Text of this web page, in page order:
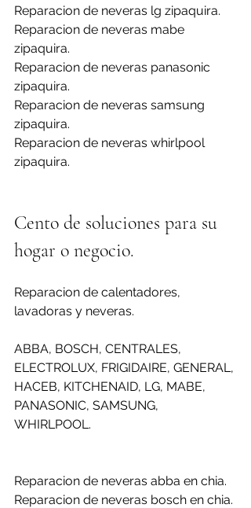
Reparacion de neveras lg zipaquira.
Reparacion de neveras mabe
zipaquira.
Reparacion de neveras panasonic
zipaquira.
Reparacion de neveras samsung
zipaquira.
Reparacion de neveras whirlpool
zipaquira.
Cento de soluciones para su
hogar o negocio.
Reparacion de calentadores,
lavadoras y neveras.
ABBA, BOSCH, CENTRALES,
ELECTROLUX, FRIGIDAIRE, GENERAL,
HACEB, KITCHENAID, LG, MABE,
PANASONIC, SAMSUNG,
WHIRLPOOL.
Reparacion de neveras abba en chia.
Reparacion de neveras bosch en chia.